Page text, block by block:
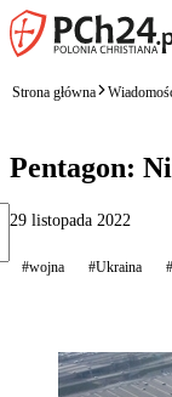
Strona główna
Pentagon:
29 listopada 2022
#wojna #Ukraina